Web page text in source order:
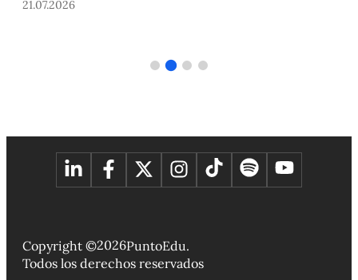
21.07.2026
Copyright ©2026PuntoEdu.
Todos los derechos reservados